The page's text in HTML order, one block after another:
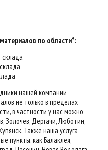
по области*:
склада
нашей компании
не только в пределах
в частности у нас можно
Золочев, Дергачи, Люботин,
Также наша услуга
пункты. как Балаклея,